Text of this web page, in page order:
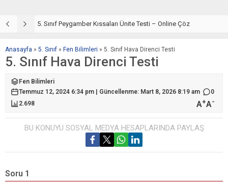
5. Sınıf Peygamber Kıssaları Ünite Testi – Online Çöz
Anasayfa » 5. Sınıf » Fen Bilimleri » 5. Sınıf Hava Direnci Testi
5. Sınıf Hava Direnci Testi
Fen Bilimleri
Temmuz 12, 2024 6:34 pm | Güncellenme: Mart 8, 2026 8:19 am
0
2.698
A+A-
BU KONUYU SOSYAL MEDYA HESAPLARINDA PAYLAŞ
Soru 1